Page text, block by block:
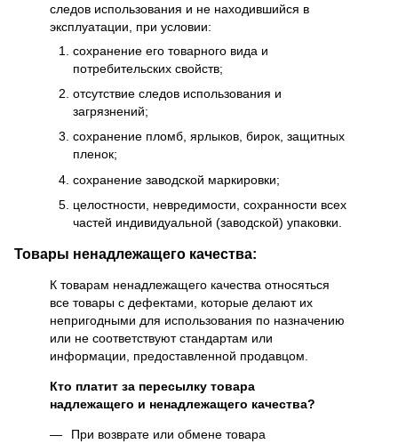
следов использования и не находившийся в
эксплуатации, при условии:
сохранение его товарного вида и
потребительских свойств;
отсутствие следов использования и
загрязнений;
сохранение пломб, ярлыков, бирок, защитных
пленок;
сохранение заводской маркировки;
целостности, невредимости, сохранности всех
частей индивидуальной (заводской) упаковки.
Товары ненадлежащего качества:
К товарам ненадлежащего качества относяться
все товары с дефектами, которые делают их
непригодными для использования по назначению
или не соответствуют стандартам или
информации, предоставленной продавцом.
Кто платит за пересылку товара
надлежащего и ненадлежащего качества?
При возврате или обмене товара